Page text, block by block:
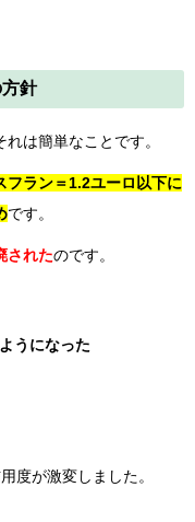
針
れは簡単なことです。
ラン＝1.2ユーロ以下に
です。
されたのです。
うになった
度が激変しました。